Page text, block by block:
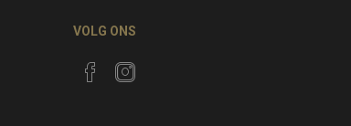
VOLG ONS